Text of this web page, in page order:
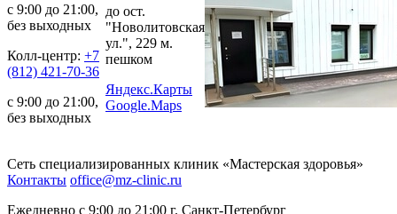
с 9:00 до 21:00,
без выходных
Колл-центр: +7
(812) 421-70-36
с 9:00 до 21:00,
без выходных
до ост.
"Новолитовская
ул.", 229 м.
пешком
Яндекс.Карты
Google.Maps
Сеть специализированных клиник «Мастерская здоровья»
Контакты office@mz-clinic.ru
Ежедневно с 9:00 до 21:00 г. Санкт-Петербург